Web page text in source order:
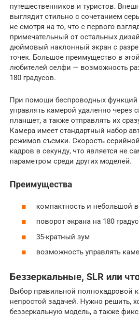
путешественников и туристов.
выглядит стильно с сочетанием
не смотря на то, что с первого
примечательный от остальных
дюймовый наклонный экран с
точек. Большое преимущество в
любителей селфи — возможность
180 градусов.
При помощи беспроводных
управлять камерой удаленно через
планшет, а также отправлять их
Камера имеет стандартный набор
режимов съемки. Скорость
кадров в секунду, что является не
параметром среди других моделей.
Преимущества
компактность и небольшой
поворот экрана на 180
35-кратный зум
возможность управлять
Беззеркальные, SLR или
Выбор правильной полнокадровой
непростой задачей. Нужно решить,
беззеркальную модель, а также